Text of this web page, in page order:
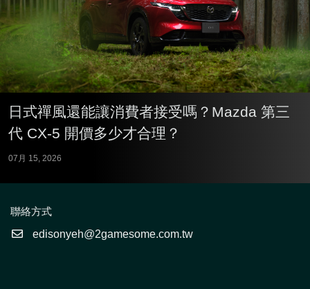
日式禪風還能讓消費者接受嗎？Mazda 第三
代 CX-5 開價多少才合理？
07月 15, 2026
聯絡方式
edisonyeh@2gamesome.com.tw